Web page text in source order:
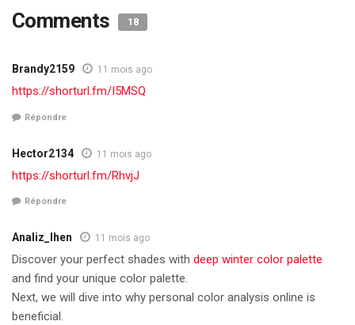
Comments 18
Brandy2159 11 mois ago
https://shorturl.fm/I5MSQ
Répondre
Hector2134 11 mois ago
https://shorturl.fm/RhvjJ
Répondre
Analiz_lhen 11 mois ago
Discover your perfect shades with deep winter color palette
and find your unique color palette.
Next, we will dive into why personal color analysis online is
beneficial.